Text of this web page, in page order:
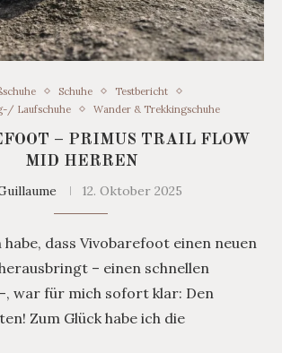
Schuhe
Testbericht
Laufschuhe
Wander & Trekkingschuhe
– PRIMUS TRAIL FLOW
MID HERREN
12. Oktober 2025
habe, dass Vivobarefoot einen neuen
– einen schnellen
war für mich sofort klar: Den
Zum Glück habe ich die